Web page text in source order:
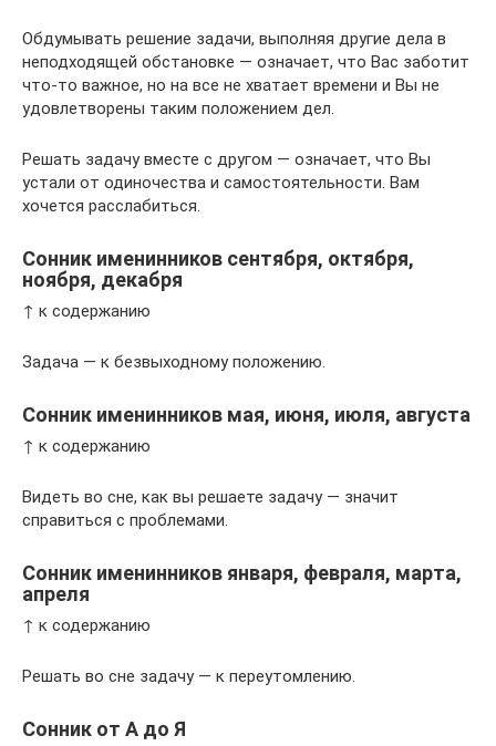
Обдумывать решение задачи, выполняя другие дела в
неподходящей обстановке — означает, что Вас заботит
что-то важное, но на все не хватает времени и Вы не
удовлетворены таким положением дел.
Решать задачу вместе с другом — означает, что Вы
устали от одиночества и самостоятельности. Вам
хочется расслабиться.
Сонник именинников сентября, октября,
ноября, декабря
↑ к содержанию
Задача — к безвыходному положению.
Сонник именинников мая, июня, июля, августа
↑ к содержанию
Видеть во сне, как вы решаете задачу — значит
справиться с проблемами.
Сонник именинников января, февраля, марта,
апреля
↑ к содержанию
Решать во сне задачу — к переутомлению.
Сонник от А до Я